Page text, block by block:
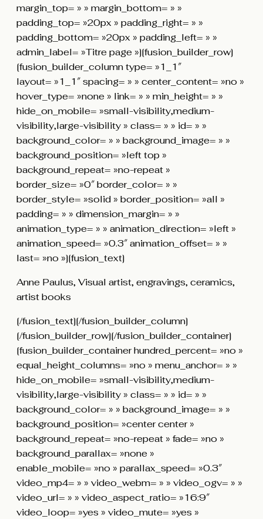
margin_top= » » margin_bottom= » »
padding_top= »20px » padding_right= » »
padding_bottom= »20px » padding_left= » »
admin_label= »Titre page »][fusion_builder_row]
[fusion_builder_column type= »1_1″
layout= »1_1″ spacing= » » center_content= »no »
hover_type= »none » link= » » min_height= » »
hide_on_mobile= »small-visibility,medium-
visibility,large-visibility » class= » » id= » »
background_color= » » background_image= » »
background_position= »left top »
background_repeat= »no-repeat »
border_size= »0″ border_color= » »
border_style= »solid » border_position= »all »
padding= » » dimension_margin= » »
animation_type= » » animation_direction= »left »
animation_speed= »0.3″ animation_offset= » »
last= »no »][fusion_text]
Anne Paulus, Visual artist, engravings, ceramics,
artist books
[/fusion_text][/fusion_builder_column]
[/fusion_builder_row][/fusion_builder_container]
[fusion_builder_container hundred_percent= »no »
equal_height_columns= »no » menu_anchor= » »
hide_on_mobile= »small-visibility,medium-
visibility,large-visibility » class= » » id= » »
background_color= » » background_image= » »
background_position= »center center »
background_repeat= »no-repeat » fade= »no »
background_parallax= »none »
enable_mobile= »no » parallax_speed= »0.3″
video_mp4= » » video_webm= » » video_ogv= » »
video_url= » » video_aspect_ratio= »16:9″
video_loop= »yes » video_mute= »yes »